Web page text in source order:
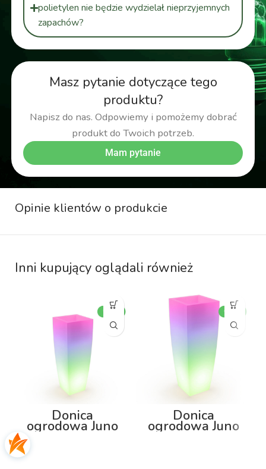
Masz pytanie dotyczące tego
produktu?
Napisz do nas. Odpowiemy i pomożemy dobrać
produkt do Twoich potrzeb.
Mam pytanie
polietylen nie będzie wydzielał nieprzyjemnych
zapachów?
Opinie klientów o produkcie
Inni kupujący oglądali również
Donica
ogrodowa Juno
podświetleniem
Donica
ogrodowa Juno